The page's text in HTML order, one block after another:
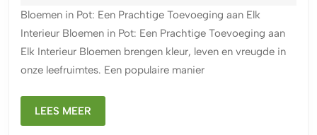
Een
Kleurrijke
Toevoeging
aan
Jouw
Interieur
Bloemen in Pot: Een Prachtige Toevoeging aan Elk
Interieur Bloemen in Pot: Een Prachtige Toevoeging aan
Elk Interieur Bloemen brengen kleur, leven en vreugde in
onze leefruimtes. Een populaire manier
LEES MEER
MEER